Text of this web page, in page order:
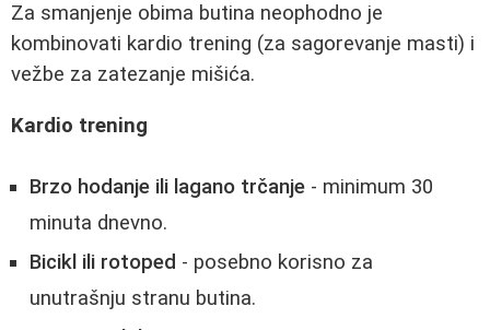
Za smanjenje obima butina neophodno je
kombinovati kardio trening (za sagorevanje masti) i
vežbe za zatezanje mišića.
Kardio trening
Brzo hodanje ili lagano trčanje - minimum 30
minuta dnevno.
Bicikl ili rotoped - posebno korisno za
unutrašnju stranu butina.